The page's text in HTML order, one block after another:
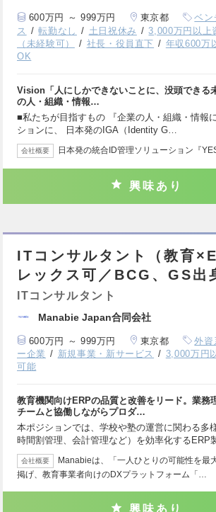
600万円 ～ 999万円 東京都 ベン
ス
転勤なし 土日祝休み 3,000万円以上
（未経験可）
社長・役員直下 年収600万
OK
Vision「人にしかできないことに、没頭でき
の人・組織・情報…
■私たちが目指すもの 『企業の人・組織・情報
ションに、 日本発のIGA（Identity G…
会社概要 日本発の統合ID管理ソリューション『
興味あり
ITコンサルタント（教育
レックス可／BCG、GS出
ITコンサルタント
Manabie Japan合同会社
600万円 ～ 999万円 東京都 外資
ー企業
新規事業・新サービス 3,000万円
可能
教育機関向けERPの品質と改善をリード。業務
チームと協働しながらプロダ…
本ポジションでは、学校や塾の運営に関わる多
時間割管理、会計管理など）を効率化するERP
会社概要
Manabieは、「一人ひとりの可能性を最
掲げ、教育事業者向けのDXプラットフォーム「…
興味あり